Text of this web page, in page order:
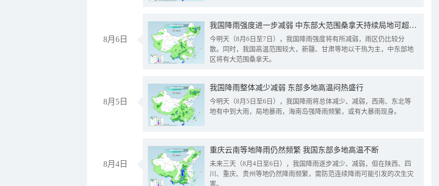
8月6日
我国降雨强度进一步减弱 中东部大范围桑拿天持续局地可超38℃
今明天（8月6日至7日），我国降雨强度将有所减弱，雨区仍比较分
散。同时，我国高温范围较大，新疆、甘肃等地以干热为主，中东部地
区将有大范围桑拿天。
8月5日
我国降雨整体减少减弱 东部多地高温闷热盛行
今明天（8月5日至6日），我国降雨将总体减少、减弱，西南、东北等
地有中到大雨，局地暴雨，海南岛强降雨频繁，或有大暴雨现身。
8月4日
重庆云南等地降雨仍然频繁 我国东部多地高温不断
未来三天（8月4日至6日），我国降雨逐步减少、减弱，但在陕西、四
川、重庆、贵州等地仍然降雨频繁，需防范连续降雨可能引发的次生灾
害。